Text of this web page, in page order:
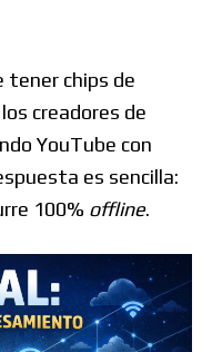
tener chips de
creadores de
YouTube con
es sencilla:
100% offline.